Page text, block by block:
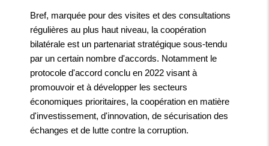
Bref, marquée pour des visites et des consultations
régulières au plus haut niveau, la coopération
bilatérale est un partenariat stratégique sous-tendu
par un certain nombre d'accords. Notamment le
protocole d'accord conclu en 2022 visant à
promouvoir et à développer les secteurs
économiques prioritaires, la coopération en matière
d'investissement, d'innovation, de sécurisation des
échanges et de lutte contre la corruption.